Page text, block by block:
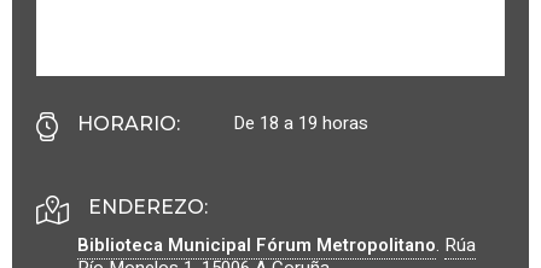
HORARIO: De 18 a 19 horas
ENDEREZO:
Biblioteca Municipal Fórum Metropolitano. Rúa